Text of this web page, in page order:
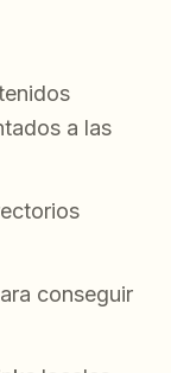
a las
conseguir